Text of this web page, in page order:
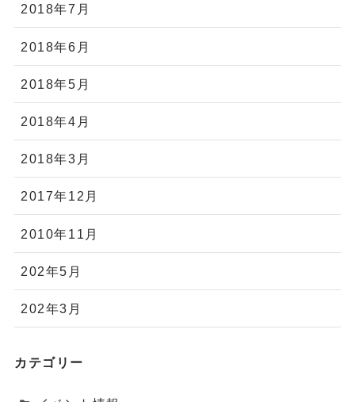
2018年7月
2018年6月
2018年5月
2018年4月
2018年3月
2017年12月
2010年11月
202年5月
202年3月
カテゴリー